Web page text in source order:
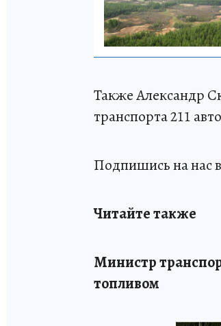
Также Александр
транспорта 211
Подпишись на нас в
Читайте также
Министр
топливом